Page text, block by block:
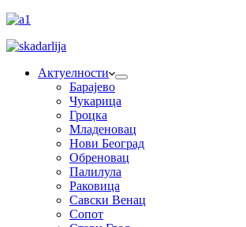
Актуелности
Барајево
Чукарица
Гроцка
Младеновац
Нови Београд
Обреновац
Палилула
Раковица
Савски Венац
Сопот